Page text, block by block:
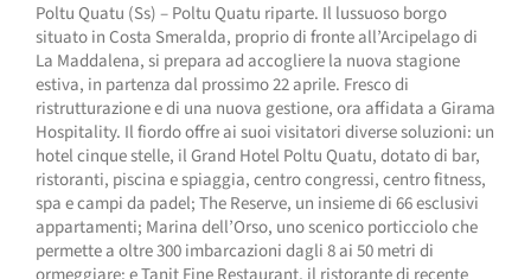
Poltu Quatu (Ss) – Poltu Quatu riparte. Il lussuoso borgo
situato in Costa Smeralda, proprio di fronte all’Arcipelago di
La Maddalena, si prepara ad accogliere la nuova stagione
estiva, in partenza dal prossimo 22 aprile. Fresco di
ristrutturazione e di una nuova gestione, ora affidata a Girama
Hospitality. Il fiordo offre ai suoi visitatori diverse soluzioni: un
hotel cinque stelle, il Grand Hotel Poltu Quatu, dotato di bar,
ristoranti, piscina e spiaggia, centro congressi, centro fitness,
spa e campi da padel; The Reserve, un insieme di 66 esclusivi
appartamenti; Marina dell’Orso, uno scenico porticciolo che
permette a oltre 300 imbarcazioni dagli 8 ai 50 metri di